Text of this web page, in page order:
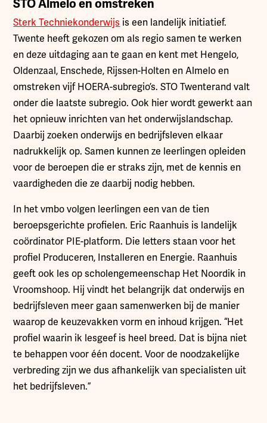
STO Almelo en omstreken
Sterk Techniekonderwijs is een landelijk initiatief.
Twente heeft gekozen om als regio samen te werken
en deze uitdaging aan te gaan en kent met Hengelo,
Oldenzaal, Enschede, Rijssen-Holten en Almelo en
omstreken vijf HOERA-subregio’s. STO Twenterand valt
onder die laatste subregio. Ook hier wordt gewerkt aan
het opnieuw inrichten van het onderwijslandschap.
Daarbij zoeken onderwijs en bedrijfsleven elkaar
nadrukkelijk op. Samen kunnen ze leerlingen opleiden
voor de beroepen die er straks zijn, met de kennis en
vaardigheden die ze daarbij nodig hebben.
In het vmbo volgen leerlingen een van de tien
beroepsgerichte profielen. Eric Raanhuis is landelijk
coördinator PIE-platform. Die letters staan voor het
profiel Produceren, Installeren en Energie. Raanhuis
geeft ook les op scholengemeenschap Het Noordik in
Vroomshoop. Hij vindt het belangrijk dat onderwijs en
bedrijfsleven meer gaan samenwerken bij de manier
waarop de keuzevakken vorm en inhoud krijgen. “Het
profiel waarin ik lesgeef is heel breed. Dat is bijna niet
te behappen voor één docent. Voor de noodzakelijke
verbreding zijn we dus afhankelijk van specialisten uit
het bedrijfsleven.”